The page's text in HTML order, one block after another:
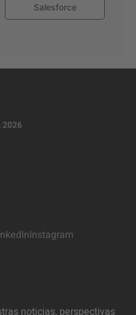
Salesforce
2026
Instagram
noticias, perspectivas